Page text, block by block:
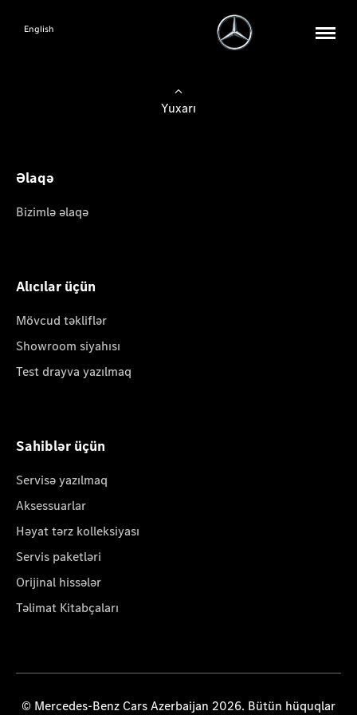
English
Yuxarı
Əlaqə
Bizimlə əlaqə
Alıcılar üçün
Mövcud təkliflər
Showroom siyahısı
Test drayva yazılmaq
Sahiblər üçün
Servisə yazılmaq
Aksessuarlar
Həyat tərz kolleksiyası
Servis paketləri
Orijinal hissələr
Təlimat Kitabçaları
© Mercedes-Benz Cars Azerbaijan 2026. Bütün hüquqlar